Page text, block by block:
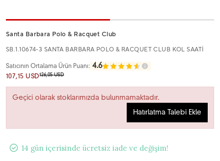
Santa Barbara Polo & Racquet Club
SB.1.10674-3 SANTA BARBARA POLO & RACQUET CLUB KOL SAATİ
Satıcının Ortalama Ürün Puanı: 4.6
107,15 USD126,05 USD
Geçici olarak stoklarımızda bulunmamaktadır.
Hatırlatma Talebi Ekle
14 gün içerisinde ücretsiz iade ve değişim!